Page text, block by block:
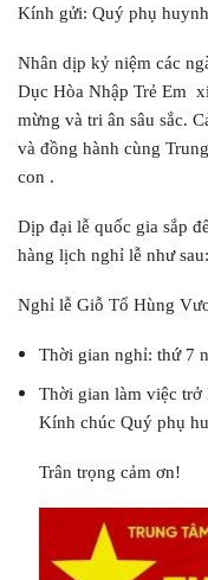
Kính gửi: Quý phụ
Nhân dịp kỷ niệm các
Dục Hòa Nhập Trẻ Em
mừng và tri ân sâu sắc.
và đồng hành cùng
con .
Dịp đại lễ quốc gia sắp
hàng lịch nghỉ lễ như sau:
Nghỉ lễ Giỗ Tổ Hùng
Thời gian nghỉ: thứ 7
Thời gian làm việc
Kính chúc Quý phụ
Trân trọng cảm ơn!